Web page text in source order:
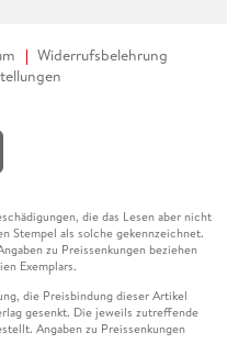
Widerrufsbelehrung
die das Lesen aber nicht
Stempel als solche gekennzeichnet.
zu Preissenkungen beziehen
Exemplars.
die Preisbindung dieser Artikel
gesenkt. Die jeweils zutreffende
Angaben zu Preissenkungen